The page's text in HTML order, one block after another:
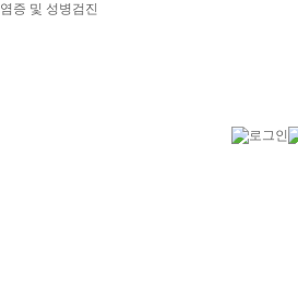
염증 및 성병검진